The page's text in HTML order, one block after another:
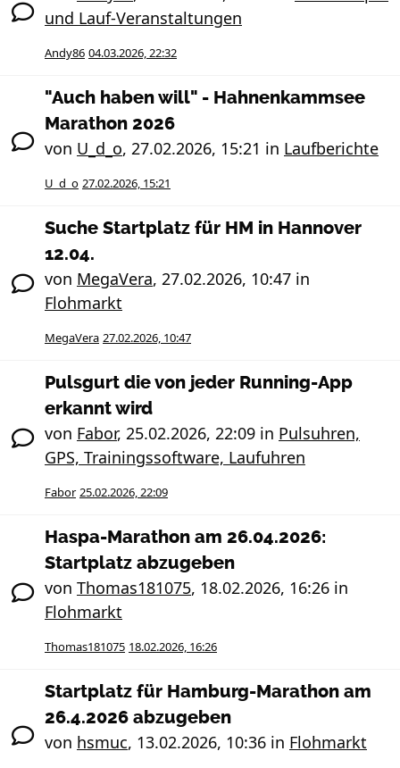
und Lauf-Veranstaltungen
Andy86 04.03.2026, 22:32
"Auch haben will" - Hahnenkammsee
Marathon 2026
von U_d_o, 27.02.2026, 15:21 in Laufberichte
U_d_o 27.02.2026, 15:21
Suche Startplatz für HM in Hannover
12.04.
von MegaVera, 27.02.2026, 10:47 in
Flohmarkt
MegaVera 27.02.2026, 10:47
Pulsgurt die von jeder Running-App
erkannt wird
von Fabor, 25.02.2026, 22:09 in Pulsuhren,
GPS, Trainingssoftware, Laufuhren
Fabor 25.02.2026, 22:09
Haspa-Marathon am 26.04.2026:
Startplatz abzugeben
von Thomas181075, 18.02.2026, 16:26 in
Flohmarkt
Thomas181075 18.02.2026, 16:26
Startplatz für Hamburg-Marathon am
26.4.2026 abzugeben
von hsmuc, 13.02.2026, 10:36 in Flohmarkt